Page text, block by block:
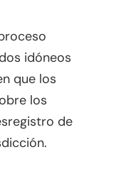
idóneos
que los
los
de